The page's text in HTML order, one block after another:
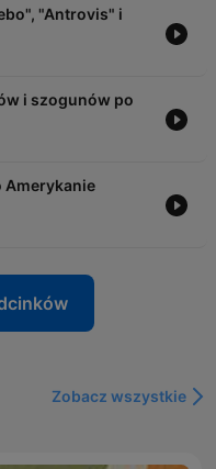
"Antrovis" i
i szogunów po
Amerykanie
Zobacz wszystkie